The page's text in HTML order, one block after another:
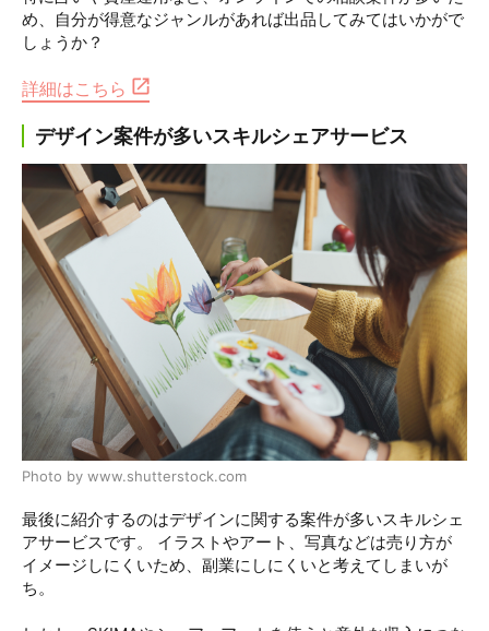
め、自分が得意なジャンルがあれば出品してみてはいかがで
しょうか？
詳細はこちら
デザイン案件が多いスキルシェアサービス
Photo by www.shutterstock.com
最後に紹介するのはデザインに関する案件が多いスキルシェ
アサービスです。 イラストやアート、写真などは売り方が
イメージしにくいため、副業にしにくいと考えてしまいが
ち。